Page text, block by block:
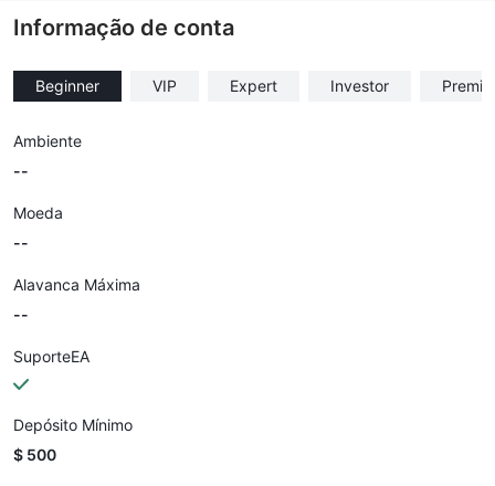
Informação de conta
Beginner VIP Expert Investor
Ambiente
--
Moeda
--
Alavanca Máxima
--
SuporteEA
Depósito Mínimo
$ 500